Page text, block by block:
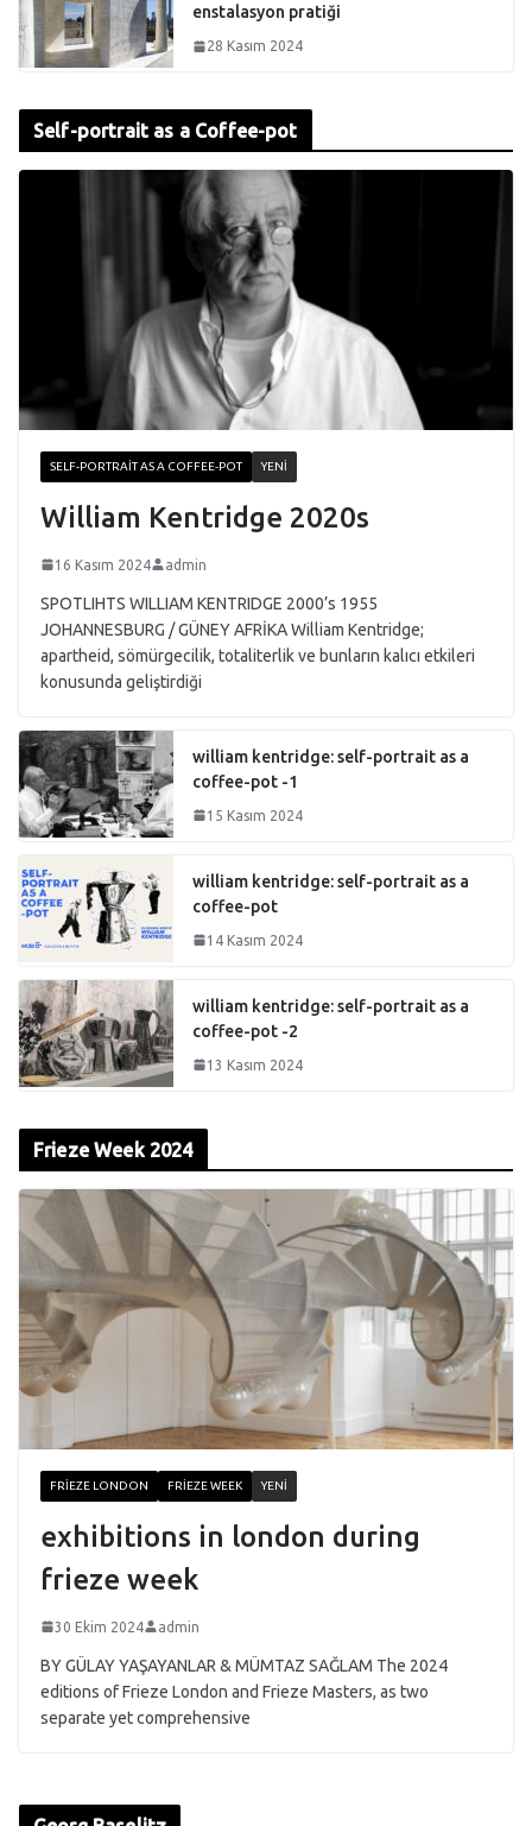
enstalasyon pratiği
28 Kasım 2024
Self-portrait as a Coffee-pot
SELF-PORTRAIT AS A COFFEE-POT YENI
William Kentridge 2020s
16 Kasım 2024 admin
SPOTLIHTS WILLIAM KENTRIDGE 2000’s 1955
JOHANNESBURG / GÜNEY AFRİKA William Kentridge;
apartheid, sömürgecilik, totaliterlik ve bunların kalıcı etkileri
konusunda geliştirdiği
william kentridge: self-portrait as a
coffee-pot -1
15 Kasım 2024
william kentridge: self-portrait as a
coffee-pot
14 Kasım 2024
william kentridge: self-portrait as a
coffee-pot -2
13 Kasım 2024
Frieze Week 2024
FRIEZE LONDON FRIEZE WEEK YENI
exhibitions in london during
frieze week
30 Ekim 2024 admin
BY GÜLAY YAŞAYANLAR & MÜMTAZ SAĞLAM The 2024
editions of Frieze London and Frieze Masters, as two
separate yet comprehensive